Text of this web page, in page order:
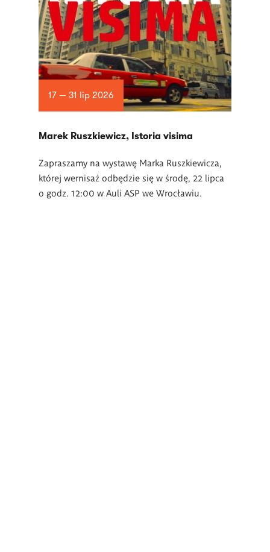
17 — 31 lip 2026
Marek Ruszkiewicz, Istoria visima
Zapraszamy na wystawę Marka Ruszkiewicza,
której wernisaż odbędzie się w środę, 22 lipca
o godz. 12:00 w Auli ASP we Wrocławiu.